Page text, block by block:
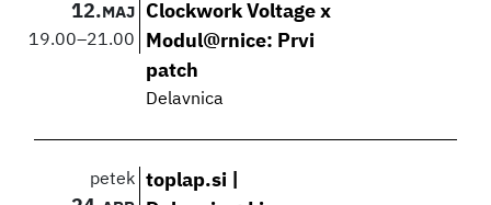
12.MAJ
19.00–21.00
Clockwork Voltage x
Modul@rnice: Prvi
patch
Delavnica
petek
toplap.si |